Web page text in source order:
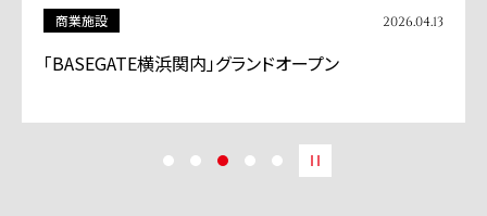
商業施設 2026.04.13
「BASEGATE横浜関内」グランドオープン